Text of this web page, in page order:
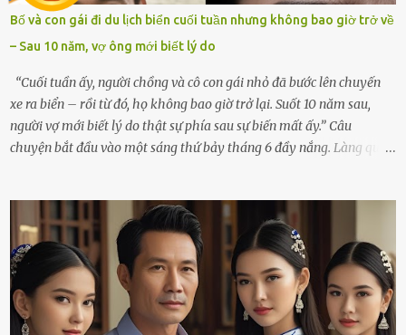
sắp xếp lại bàn thờ vợ. Mọi thứ vẫn như mọi ngày, nhưng có điều gì
đó kỳ lạ mà tôi không thể giải thích được. Trong khoảnh khắc tôi
cúi xuống lau chùi bát hương, một luồng gió lạ thoáng qua, khiến
tôi giật mình. Và rồi, một chuyện kinh...
Bố và con gái đi du lịch biển cuối tuần nhưng không bao giờ trở về
– Sau 10 năm, vợ ông mới biết lý do
“Cuối tuần ấy, người chồng và cô con gái nhỏ đã bước lên chuyến
xe ra biển – rồi từ đó, họ không bao giờ trở lại. Suốt 10 năm sau,
người vợ mới biết lý do thật sự phía sau sự biến mất ấy.” Câu
chuyện bắt đầu vào một sáng thứ bảy tháng 6 đầy nắng. Làng quê
không kém. Ông Minh, vốn là một người đàn ông điềm đạm, ít nói,
hôm ấy lại đặc biệt vui vẻ. Ông chuẩn bị hành lý cho chuyến đi biển
cùng cô con gái 8 tuổi tên Thảo. “Em ở nhà nghỉ ngơi nhé, anh đưa
con đi biển hai ngày, để nó được ngắm sóng, nghịch cát. Về chắc nó
sẽ kể cho em nghe cả tuần không hết chuyện.” – Ông Minh cười
hiền, vuốt tóc vợ. Bà Hạnh nhìn chồng và con gái ríu rít chuẩn bị mà